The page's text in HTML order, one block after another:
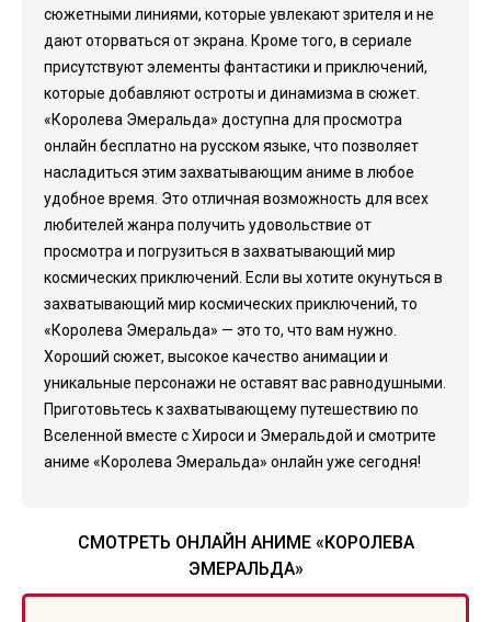
сюжетными линиями, которые увлекают зрителя и не
дают оторваться от экрана. Кроме того, в сериале
присутствуют элементы фантастики и приключений,
которые добавляют остроты и динамизма в сюжет.
«Королева Эмеральда» доступна для просмотра
онлайн бесплатно на русском языке, что позволяет
насладиться этим захватывающим аниме в любое
удобное время. Это отличная возможность для всех
любителей жанра получить удовольствие от
просмотра и погрузиться в захватывающий мир
космических приключений. Если вы хотите окунуться в
захватывающий мир космических приключений, то
«Королева Эмеральда» — это то, что вам нужно.
Хороший сюжет, высокое качество анимации и
уникальные персонажи не оставят вас равнодушными.
Приготовьтесь к захватывающему путешествию по
Вселенной вместе с Хироси и Эмеральдой и смотрите
аниме «Королева Эмеральда» онлайн уже сегодня!
СМОТРЕТЬ ОНЛАЙН АНИМЕ «КОРОЛЕВА
ЭМЕРАЛЬДА»